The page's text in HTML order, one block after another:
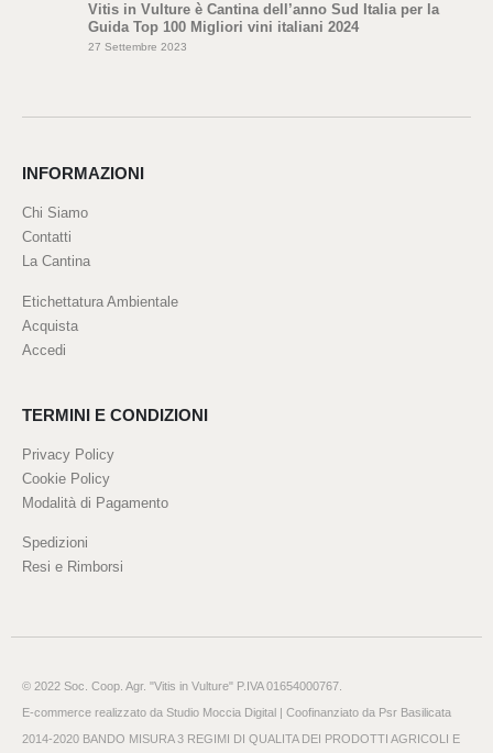
Vitis in Vulture è Cantina dell’anno Sud Italia per la
Guida Top 100 Migliori vini italiani 2024
27 Settembre 2023
INFORMAZIONI
Chi Siamo
Contatti
La Cantina
Etichettatura Ambientale
Acquista
Accedi
TERMINI E CONDIZIONI
Privacy Policy
Cookie Policy
Modalità di Pagamento
Spedizioni
Resi e Rimborsi
© 2022 Soc. Coop. Agr. "Vitis in Vulture" P.IVA 01654000767.
E-commerce realizzato da Studio Moccia Digital | Coofinanziato da Psr Basilicata
2014-2020 BANDO MISURA 3 REGIMI DI QUALITA DEI PRODOTTI AGRICOLI E